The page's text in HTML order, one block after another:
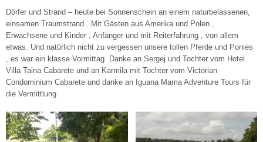
Dörfer und Strand – heute bei Sonnenschein an einem naturbelassenen,
einsamen Traumstrand . Mit Gästen aus Amerika und Polen ,
Erwachsene und Kinder , Anfänger und mit Reiterfahrung , von allem
etwas. Und natürlich nicht zu vergessen unsere tollen Pferde und Ponies
, es war ein klasse Vormittag. Danke an Sergej und Tochter vom Hotel
Villa Taina Cabarete und an Karmila mit Tochter vom Victorian
Condominium Cabarete und danke an Iguana Mama Adventure Tours für
die Vermittlung